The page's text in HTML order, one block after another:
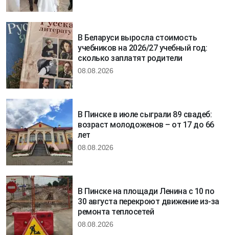
В Беларуси выросла стоимость
учебников на 2026/27 учебный год:
сколько заплатят родители
08.08.2026
В Пинске в июле сыграли 89 свадеб:
возраст молодоженов – от 17 до 66
лет
08.08.2026
В Пинске на площади Ленина с 10 по
30 августа перекроют движение из-за
ремонта теплосетей
08.08.2026